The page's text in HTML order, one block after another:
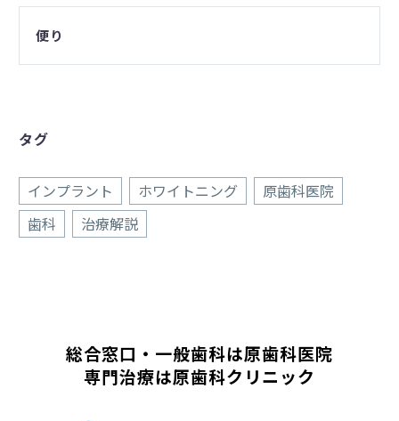
便り
タグ
インプラント ホワイトニング
原歯科医院
歯科
治療解説
総合窓口・一般歯科は原歯科医院
専門治療は原歯科クリニック